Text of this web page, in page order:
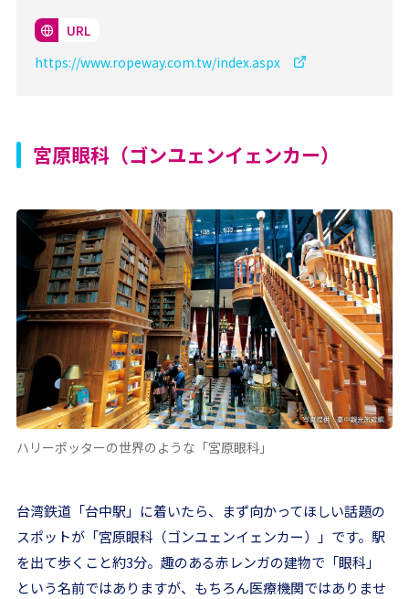
URL
https://www.ropeway.com.tw/index.aspx
宮原眼科（ゴンユェンイェンカー）
ハリーポッターの世界のような「宮原眼科」
台湾鉄道「台中駅」に着いたら、まず向かってほしい話題の
スポットが「宮原眼科（ゴンユェンイェンカー）」です。駅
を出て歩くこと約3分。趣のある赤レンガの建物で「眼科」
という名前ではありますが、もちろん医療機関ではありませ